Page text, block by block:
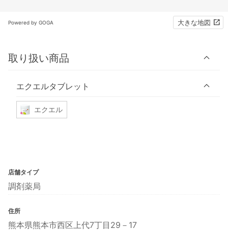
Powered by GOGA 大きな地図
取り扱い商品
エクエルタブレット
エクエル
店舗タイプ
調剤薬局
住所
熊本県熊本市西区上代7丁目29－17